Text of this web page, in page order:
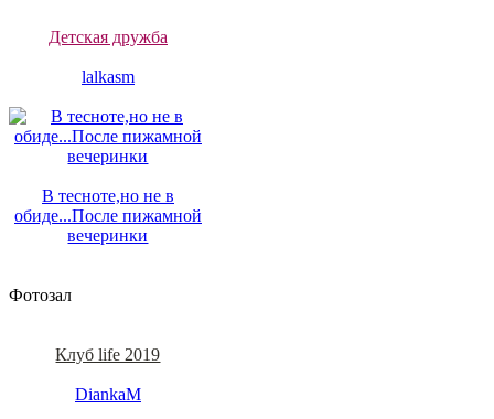
Детская дружба
lalkasm
В тесноте,но не в
обиде...После пижамной
вечеринки
Фотозал
Клуб life 2019
DiankaM